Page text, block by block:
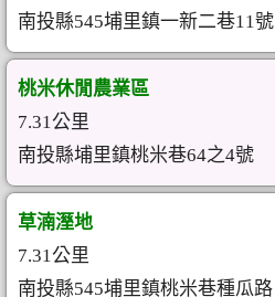
南投縣545埔里鎮一新二巷11號
桃米休閒農業區
7.31公里
南投縣埔里鎮桃米巷64之4號
草湳溼地
7.31公里
南投縣545埔里鎮桃米巷種瓜路